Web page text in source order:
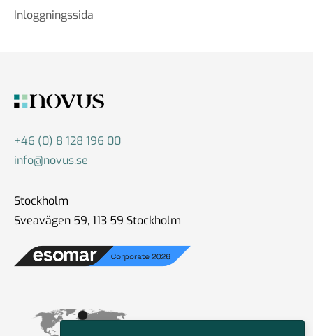
Inloggningssida
+46 (0) 8 128 196 00
info@novus.se
Stockholm
Sveavägen 59, 113 59 Stockholm